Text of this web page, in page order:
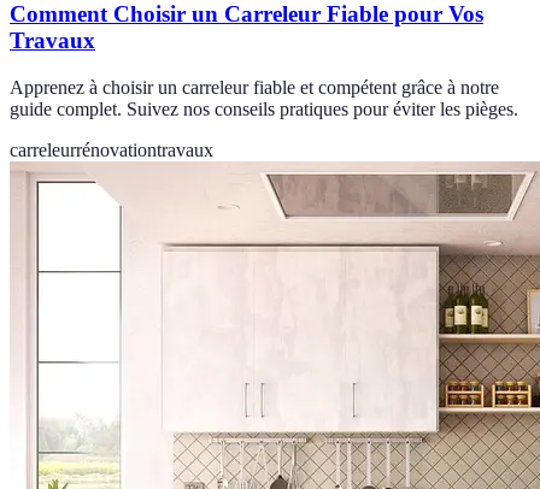
Comment Choisir un Carreleur Fiable pour Vos
Travaux
Apprenez à choisir un carreleur fiable et compétent grâce à notre
guide complet. Suivez nos conseils pratiques pour éviter les pièges.
carreleurrénovationtravaux